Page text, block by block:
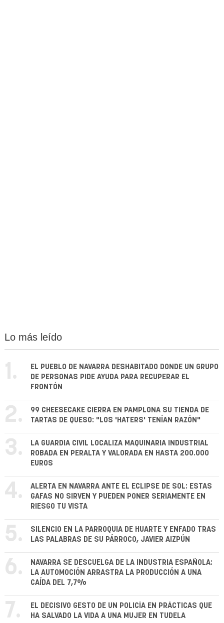
Lo más leído
1.
EL PUEBLO DE NAVARRA DESHABITADO DONDE UN GRUPO
DE PERSONAS PIDE AYUDA PARA RECUPERAR EL
FRONTÓN
2.
99 CHEESECAKE CIERRA EN PAMPLONA SU TIENDA DE
TARTAS DE QUESO: "LOS 'HATERS' TENÍAN RAZÓN"
3.
LA GUARDIA CIVIL LOCALIZA MAQUINARIA INDUSTRIAL
ROBADA EN PERALTA Y VALORADA EN HASTA 200.000
EUROS
4.
ALERTA EN NAVARRA ANTE EL ECLIPSE DE SOL: ESTAS
GAFAS NO SIRVEN Y PUEDEN PONER SERIAMENTE EN
RIESGO TU VISTA
5.
SILENCIO EN LA PARROQUIA DE HUARTE Y ENFADO TRAS
LAS PALABRAS DE SU PÁRROCO, JAVIER AIZPÚN
6.
NAVARRA SE DESCUELGA DE LA INDUSTRIA ESPAÑOLA:
LA AUTOMOCIÓN ARRASTRA LA PRODUCCIÓN A UNA
CAÍDA DEL 7,7%
7.
EL DECISIVO GESTO DE UN POLICÍA EN PRÁCTICAS QUE
HA SALVADO LA VIDA A UNA MUJER EN TUDELA